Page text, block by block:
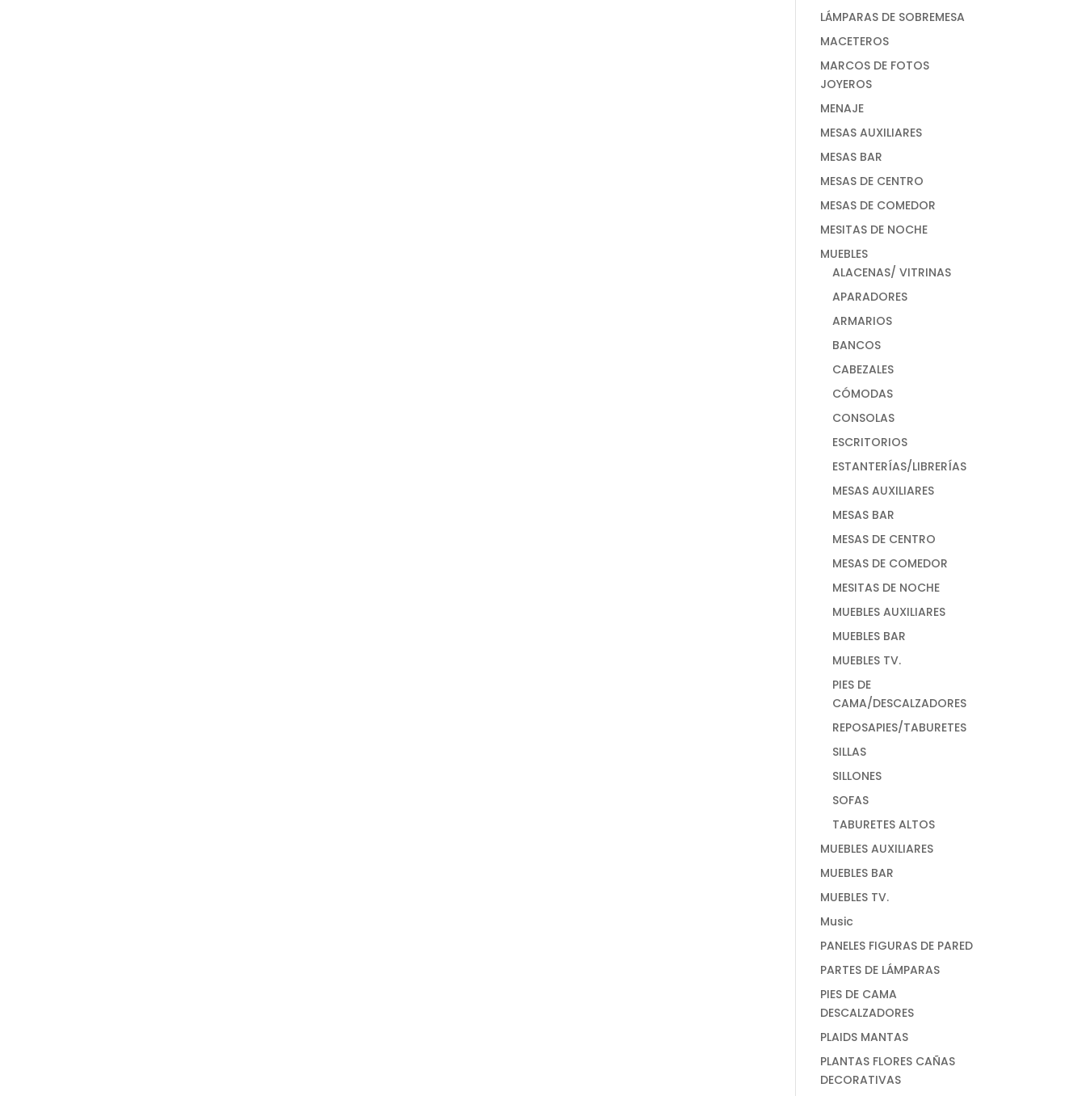
LÁMPARAS DE SOBREMESA
MACETEROS
MARCOS DE FOTOS
JOYEROS
MENAJE
MESAS AUXILIARES
MESAS BAR
MESAS DE CENTRO
MESAS DE COMEDOR
MESITAS DE NOCHE
MUEBLES
ALACENAS/ VITRINAS
APARADORES
ARMARIOS
BANCOS
CABEZALES
CÓMODAS
CONSOLAS
ESCRITORIOS
ESTANTERÍAS/LIBRERÍAS
MESAS AUXILIARES
MESAS BAR
MESAS DE CENTRO
MESAS DE COMEDOR
MESITAS DE NOCHE
MUEBLES AUXILIARES
MUEBLES BAR
MUEBLES TV.
PIES DE
CAMA/DESCALZADORES
REPOSAPIES/TABURETES
SILLAS
SILLONES
SOFAS
TABURETES ALTOS
MUEBLES AUXILIARES
MUEBLES BAR
MUEBLES TV.
Music
PANELES FIGURAS DE PARED
PARTES DE LÁMPARAS
PIES DE CAMA
DESCALZADORES
PLAIDS MANTAS
PLANTAS FLORES CAÑAS
DECORATIVAS